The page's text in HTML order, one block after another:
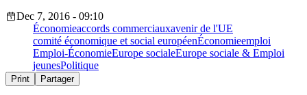
Dec 7, 2016 - 09:10
Économieaccords commerciauxavenir de l'UE
comité économique et social européenÉconomieemploi
Emploi-ÉconomieEurope socialeEurope sociale & Emploi
jeunesPolitique
Print Partager